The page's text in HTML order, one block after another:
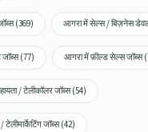
(369) आगरा में सेल्स / बिज़नेस
(77) आगरा में फ़ील्ड सेल्स जॉब्स
/ टेलीकॉलर जॉब्स (54)
जॉब्स (42)